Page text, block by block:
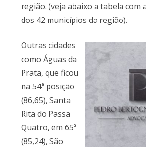
região. (veja abaixo a tabela com
dos 42 municípios da região).
Outras cidades
como Águas da
Prata, que ficou
na 54ª posição
(86,65), Santa
Rita do Passa
Quatro, em 65ª
(85,24), São